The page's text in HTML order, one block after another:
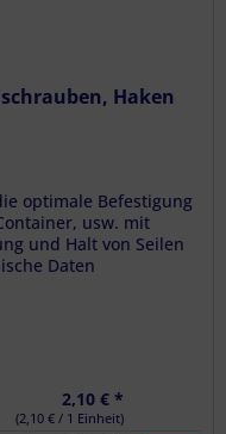
Haken
optimale Befestigung
usw. mit
und Halt von Seilen
Daten
2,10 € *
(2,10 € / 1 Einheit)